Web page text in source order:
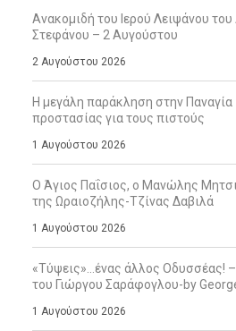
Ανακομιδή του Ιερού Λειψάνου
Στεφάνου – 2 Αυγούστου
2 Αυγούστου 2026
Η μεγάλη παράκληση στην
προστασίας για τους πιστούς
1 Αυγούστου 2026
Ο Άγιος Παΐσιος, ο Μανώλης
της Ωραιοζήλης-Τζίνας Δαβιλά
1 Αυγούστου 2026
«Τύψεις»…ένας άλλος Οδυσσέας! –
του Γιώργου Σαράφογλου-by
1 Αυγούστου 2026